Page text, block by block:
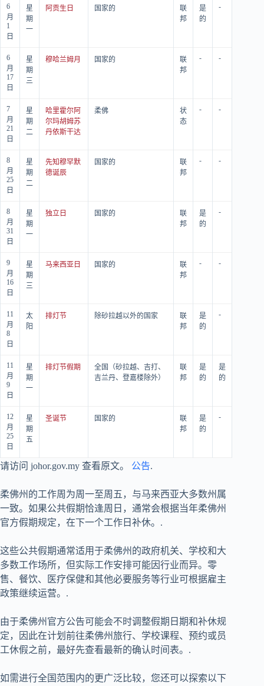
6
月
1
日
星
期
一
阿贡生日 国家的
联
邦
是
的
-
6
月
17
日
星
期
三
穆哈兰姆月 国家的
联
邦
- -
7
月
21
日
星
期
二
哈里霍尔阿
尔玛胡姆苏
丹依斯干达
柔佛
状
态
- -
8
月
25
日
星
期
二
先知穆罕默
德诞辰
国家的
联
邦
- -
8
月
31
日
星
期
一
独立日 国家的
联
邦
是
的
-
9
月
16
日
星
期
三
马来西亚日 国家的
联
邦
- -
11
月
8
日
太
阳
排灯节 除砂拉越以外的国家
联
邦
是
的
-
11
月
9
日
星
期
一
排灯节假期
全国（砂拉越、吉打、
吉兰丹、登嘉楼除外）
联
邦
是
的
是
的
12
月
25
日
星
期
五
圣诞节 国家的
联
邦
是
的
-
请访问 johor.gov.my 查看原文。 公告.
柔佛州的工作周为周一至周五，与马来西亚大多数州属
一致。如果公共假期恰逢周日，通常会根据当年柔佛州
官方假期规定，在下一个工作日补休。.
这些公共假期通常适用于柔佛州的政府机关、学校和大
多数工作场所，但实际工作安排可能因行业而异。零
售、餐饮、医疗保健和其他必要服务等行业可根据雇主
政策继续运营。.
由于柔佛州官方公告可能会不时调整假期日期和补休规
定，因此在计划前往柔佛州旅行、学校课程、预约或员
工休假之前，最好先查看最新的确认时间表。.
如需进行全国范围内的更广泛比较，您还可以探索以下